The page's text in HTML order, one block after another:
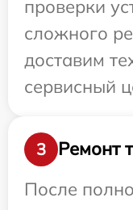
проверки
сложного
доставим
сервисный
3
Ремонт
После